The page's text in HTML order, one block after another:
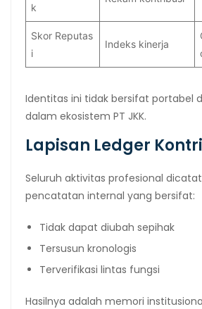
k
Skor Reputas
i
Indeks kinerja
Identitas ini tidak bersifat portabel
dalam ekosistem PT JKK.
Lapisan Ledger
Seluruh aktivitas profesional
pencatatan internal yang bersifat:
Tidak dapat diubah sepihak
Tersusun kronologis
Terverifikasi lintas fungsi
Hasilnya adalah memori